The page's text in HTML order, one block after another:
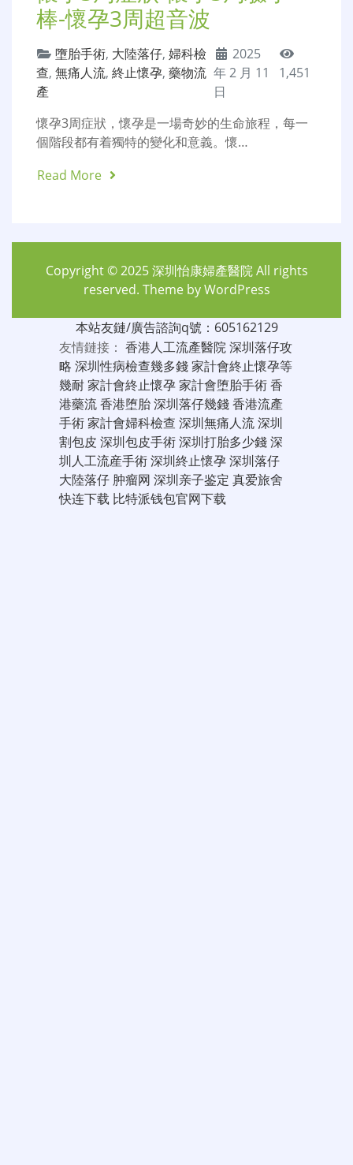
棒-懷孕3周超音波
墮胎手術, 大陸落仔, 婦科檢
查, 無痛人流, 終止懷孕, 藥物流
產
2025
年 2 月 11
日
1,451
懷孕3周症狀，懷孕是一場奇妙的生命旅程，每一
個階段都有着獨特的變化和意義。懷…
Read More
Copyright © 2025深圳怡康婦產醫院All rights
reserved. Theme byWordPress
本站友鏈/廣告諮詢q號：605162129
友情鏈接： 香港人工流產醫院深圳落仔攻
略 深圳性病檢查幾多錢家計會終止懷孕等
幾耐家計會終止懷孕家計會堕胎手術香
港藥流香港堕胎深圳落仔幾錢香港流產
手術家計會婦科檢查 深圳無痛人流深圳
割包皮 深圳包皮手術深圳打胎多少錢深
圳人工流産手術深圳終止懷孕深圳落仔
大陸落仔 肿瘤网 深圳亲子鉴定 真爱旅舍
快连下载 比特派钱包官网下载